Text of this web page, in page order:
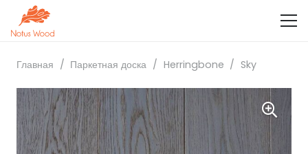
Главная / Паркетная доска / Herringbone / Sky